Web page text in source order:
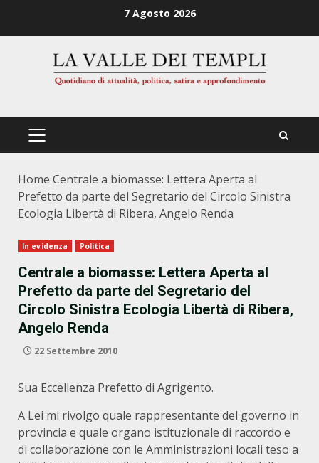
7 Agosto 2026
PRIMÄRES
Home Centrale a biomasse: Lettera Aperta al
Prefetto da parte del Segretario del Circolo Sinistra
Ecologia Libertà di Ribera, Angelo Renda
In evidenza Politica
Centrale a biomasse: Lettera Aperta al
Prefetto da parte del Segretario del
Circolo Sinistra Ecologia Libertà di Ribera,
Angelo Renda
22 Settembre 2010
Sua Eccellenza Prefetto di Agrigento.
A Lei mi rivolgo quale rappresentante del governo in
provincia e quale organo istituzionale di raccordo e
di collaborazione con le Amministrazioni locali teso a